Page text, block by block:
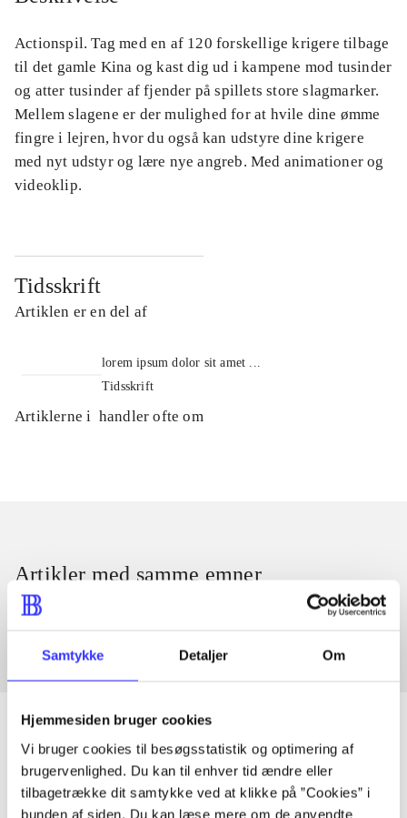
Samtykke Detaljer Om
Hjemmesiden bruger cookies
Vi bruger cookies til besøgsstatistik og optimering af
brugervenlighed. Du kan til enhver tid ændre eller
tilbagetrække dit samtykke ved at klikke på ”Cookies” i
bunden af siden. Du kan læse mere om de anvendte
Actionspil. Tag med en af 120 forskellige krigere tilbage
til det gamle Kina og kast dig ud i kampene mod tusinder
og atter tusinder af fjender på spillets store slagmarker.
Mellem slagene er der mulighed for at hvile dine ømme
fingre i lejren, hvor du også kan udstyre dine krigere
med nyt udstyr og lære nye angreb. Med animationer og
videoklip.
Tidsskrift
Artiklen er en del af
lorem ipsum dolor sit amet ...
Tidsskrift
Artiklerne i handler ofte om
Artikler med samme emner
Fra
Artikler
Alle registrerede artikler fordelt på udgivelser